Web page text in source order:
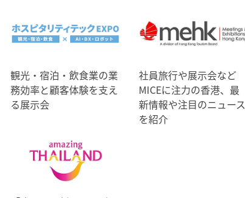
観光・宿泊・飲食業の業
務効率と顧客体験を支え
る展示会
社員旅行や展示会など
MICEに注力の香港、最
新情報や注目のニュース
を紹介